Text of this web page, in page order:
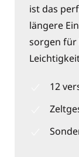
ist das
längere
sorgen für
12